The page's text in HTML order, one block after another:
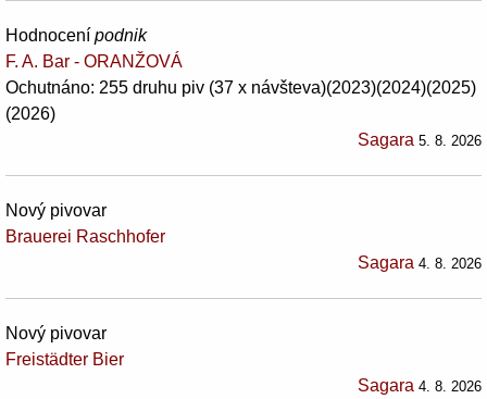
Hodnocení podnik
F. A. Bar - ORANŽOVÁ
Ochutnáno: 255 druhu piv (37 x návšteva)(2023)(2024)(2025)
(2026)
Sagara 5. 8. 2026
Nový pivovar
Brauerei Raschhofer
Sagara 4. 8. 2026
Nový pivovar
Freistädter Bier
Sagara 4. 8. 2026